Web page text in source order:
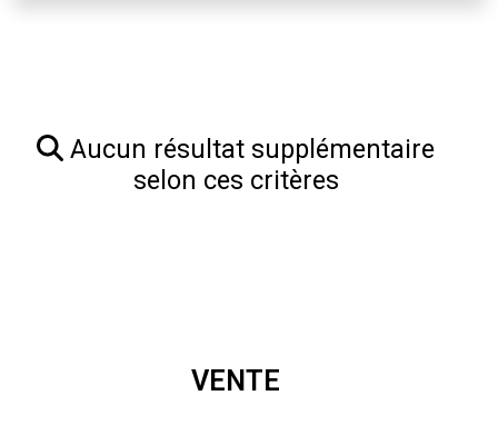
Aucun résultat supplémentaire
selon ces critères
VENTE